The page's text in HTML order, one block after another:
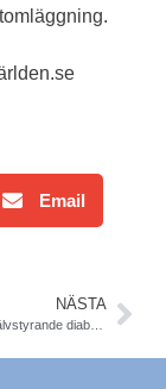
Email
NÄSTA
Klartecken för självstyrande diabetespump. TLV. NT-råd. SKL.